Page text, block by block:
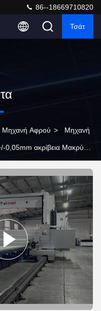
86--18669710820
Τσάτ
Μηχανή Αφρού > Μηχανή
0,05mm ακρίβεια Μακρύ